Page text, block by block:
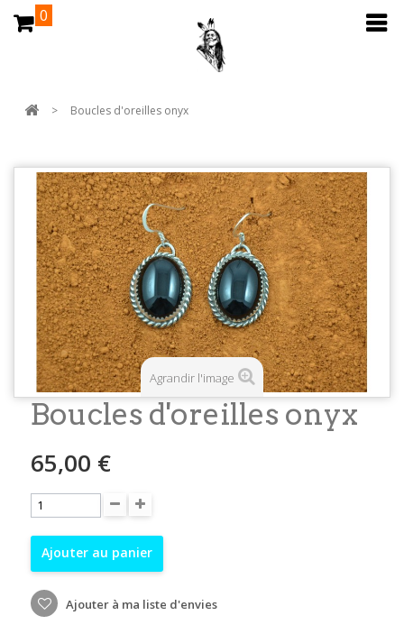
0
> Boucles d'oreilles onyx
Agrandir l'image
Boucles d'oreilles onyx
65,00 €
Ajouter au panier
Ajouter à ma liste d'envies